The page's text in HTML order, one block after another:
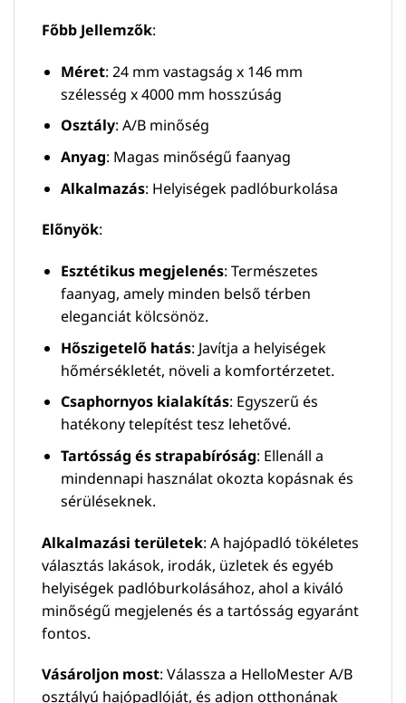
Főbb Jellemzők:
Méret: 24 mm vastagság x 146 mm
szélesség x 4000 mm hosszúság
Osztály: A/B minőség
Anyag: Magas minőségű faanyag
Alkalmazás: Helyiségek padlóburkolása
Előnyök:
Esztétikus megjelenés: Természetes
faanyag, amely minden belső térben
eleganciát kölcsönöz.
Hőszigetelő hatás: Javítja a helyiségek
hőmérsékletét, növeli a komfortérzetet.
Csaphornyos kialakítás: Egyszerű és
hatékony telepítést tesz lehetővé.
Tartósság és strapabíróság: Ellenáll a
mindennapi használat okozta kopásnak és
sérüléseknek.
Alkalmazási területek: A hajópadló tökéletes
választás lakások, irodák, üzletek és egyéb
helyiségek padlóburkolásához, ahol a kiváló
minőségű megjelenés és a tartósság egyaránt
fontos.
Vásároljon most: Válassza a HelloMester A/B
osztályú hajópadlóját, és adjon otthonának